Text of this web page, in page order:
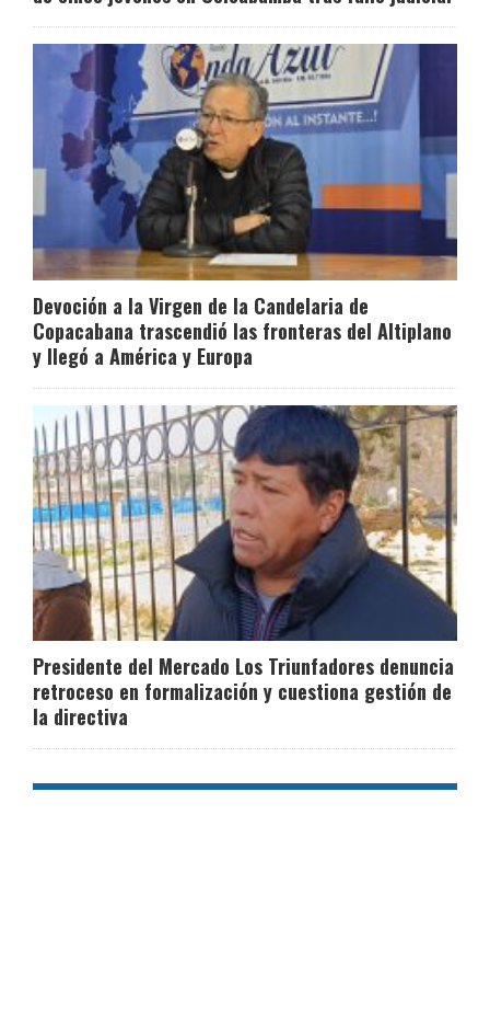
Devoción a la Virgen de la Candelaria de
Copacabana trascendió las fronteras del Altiplano
y llegó a América y Europa
Presidente del Mercado Los Triunfadores denuncia
retroceso en formalización y cuestiona gestión de
la directiva